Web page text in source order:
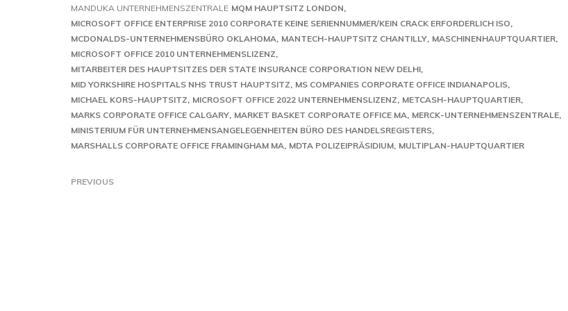
MANDUKA UNTERNEHMENSZENTRALE MQM HAUPTSITZ LONDON
MICROSOFT OFFICE ENTERPRISE 2010 CORPORATE KEINE SERIENNUMMER/KEIN CRACK ERFORDERLICH ISO
MCDONALDS-UNTERNEHMENSBÜRO OKLAHOMA MANTECH-HAUPTSITZ CHANTILLY MASCHINENHAUPTQUARTIER
MICROSOFT OFFICE 2010 UNTERNEHMENSLIZENZ
MITARBEITER DES HAUPTSITZES DER STATE INSURANCE CORPORATION NEW DELHI
MID YORKSHIRE HOSPITALS NHS TRUST HAUPTSITZ MS COMPANIES CORPORATE OFFICE INDIANAPOLIS
MICHAEL KORS-HAUPTSITZ MICROSOFT OFFICE 2022 UNTERNEHMENSLIZENZ METCASH-HAUPTQUARTIER
MARKS CORPORATE OFFICE CALGARY MARKET BASKET CORPORATE OFFICE MA MERCK-UNTERNEHMENSZENTRALE
MINISTERIUM FÜR UNTERNEHMENSANGELEGENHEITEN BÜRO DES HANDELSREGISTERS
MARSHALLS CORPORATE OFFICE FRAMINGHAM MA MDTA POLIZEIPRÄSIDIUM MULTIPLAN-HAUPTQUARTIER
PREVIOUS